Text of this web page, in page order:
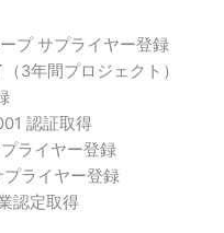
プ サプライヤー登録
3年間プロジェクト）
認証取得
ライヤー登録
ライヤー登録
認定取得